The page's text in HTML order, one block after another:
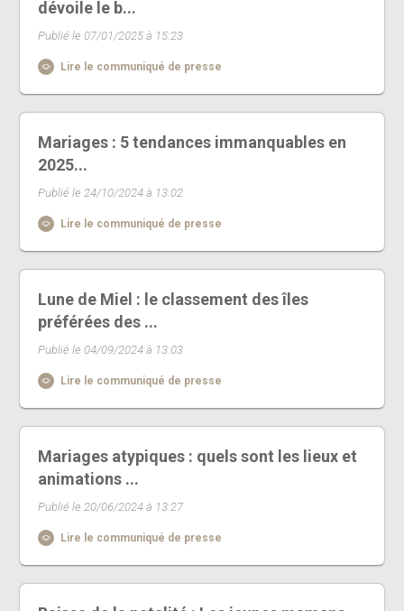
dévoile le b...
Publié le 07/01/2025 à 15:23
Lire le communiqué de presse
Mariages : 5 tendances immanquables en
2025...
Publié le 24/10/2024 à 13:02
Lire le communiqué de presse
Lune de Miel : le classement des îles
préférées des ...
Publié le 04/09/2024 à 13:03
Lire le communiqué de presse
Mariages atypiques : quels sont les lieux et
animations ...
Publié le 20/06/2024 à 13:27
Lire le communiqué de presse